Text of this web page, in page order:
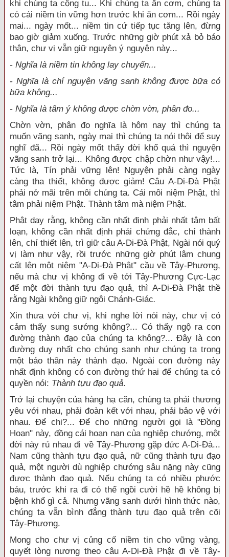
khi chúng ta cộng tu... Khi chúng ta ăn cơm, chúng ta
có cái niềm tin vững hơn trước khi ăn cơm... Rồi ngày
mai... ngày mốt... niềm tin cứ tiếp tục tăng lên, đừng
bao giờ giảm xuống. Trước những giờ phút xả bỏ báo
thân, chư vị vẫn giữ nguyên ý nguyện này...
- Nghĩa là niềm tin không lay chuyển...
- Nghĩa là chí nguyện vãng sanh không được bữa có
bữa không...
- Nghĩa là tâm ý không được chờn vờn, phân đo...
Chờn vờn, phân đo nghĩa là hôm nay thì chúng ta
muốn vãng sanh, ngày mai thì chúng ta nói thôi để suy
nghĩ đã... Rồi ngày mốt thấy đời khổ quá thì nguyện
vãng sanh trở lại... Không được chập chờn như vậy!...
Tức là, Tín phải vững lên! Nguyện phải càng ngày
càng tha thiết, không được giảm! Câu A-Di-Đà Phật
phải nở mãi trên môi chúng ta. Cái môi niệm Phật, thì
tâm phải niệm Phật. Thành tâm mà niệm Phật.
Phật dạy rằng, không cần nhất định phải nhất tâm bất
loạn, không cần nhất định phải chứng đắc, chí thành
lên, chí thiết lên, trì giữ câu A-Di-Đà Phật, Ngài nói quý
vị làm như vậy, rồi trước những giờ phút lâm chung
cất lên một niệm "A-Di-Đà Phật" cầu về Tây-Phương,
nếu mà chư vị không đi về tới Tây-Phương Cực-Lạc
để một đời thành tựu đạo quả, thì A-Di-Đà Phật thề
rằng Ngài không giữ ngôi Chánh-Giác.
Xin thưa với chư vị, khi nghe lời nói này, chư vị có
cảm thấy sung sướng không?... Có thấy ngộ ra con
đường thành đạo của chúng ta không?... Đây là con
đường duy nhất cho chúng sanh như chúng ta trong
một báo thân này thành đạo. Ngoài con đường này
nhất định không có con đường thứ hai để chúng ta có
quyền nói: Thành tựu đạo quả.
Trở lại chuyện của hàng hạ căn, chúng ta phải thương
yêu với nhau, phải đoàn kết với nhau, phải bảo vệ với
nhau. Để chi?... Để cho những người gọi là "Đồng
Hoạn" này, đồng cái hoạn nạn của nghiệp chướng, một
đời này rủ nhau đi về Tây-Phương gặp đức A-Di-Đà...
Nam cũng thành tựu đạo quả, nữ cũng thành tựu đạo
quả, một người dù nghiệp chướng sâu nặng này cũng
được thành đạo quả. Nếu chúng ta có nhiều phước
báu, trước khi ra đi có thể ngồi cười hề hề không bị
bệnh khổ gì cả. Nhưng vãng sanh dưới hình thức nào,
chúng ta vẫn bình đẳng thành tựu đạo quả trên cõi
Tây-Phương.
Mong cho chư vị củng cố niềm tin cho vững vàng,
quyết lòng nương theo câu A-Di-Đà Phật đi về Tây-